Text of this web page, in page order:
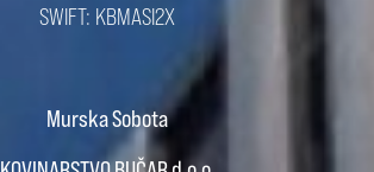
SWIFT: KBMASI2X
Murska Sobota